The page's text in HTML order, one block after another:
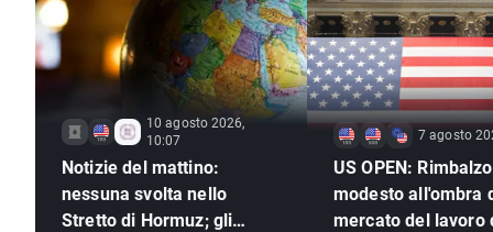
10 agosto 2026,
10:07
Notizie del mattino:
nessuna svolta nello
Stretto di Hormuz; gli
7 agosto
US OPEN: Rimbalzo
modesto all'ombra
mercato del lavoro